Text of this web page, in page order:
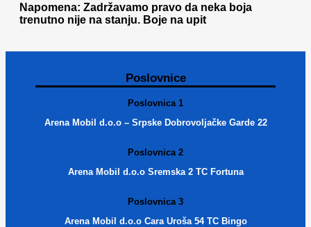
Napomena: Zadržavamo pravo da neka boja
trenutno nije na stanju. Boje na upit
Poslovnice
Poslovnica 1
Arena Mobil d.o.o – Srpske Dobrovoljačke Garde 22
Poslovnica 2
Arena Mobil d.o.o Sremska 2 TC Fortuna
Poslovnica 3
Arena Mobil d.o.o Cara Uroša 54 TC Bingo